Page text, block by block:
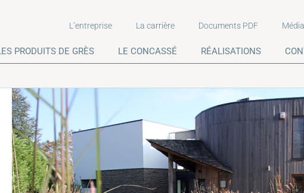
L’entreprise La carrière Documents PDF
PRODUITS DE GRÈS LE CONCASSÉ RÉALISATIONS